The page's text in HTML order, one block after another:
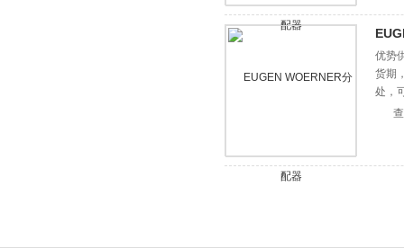
优势
货期
处，